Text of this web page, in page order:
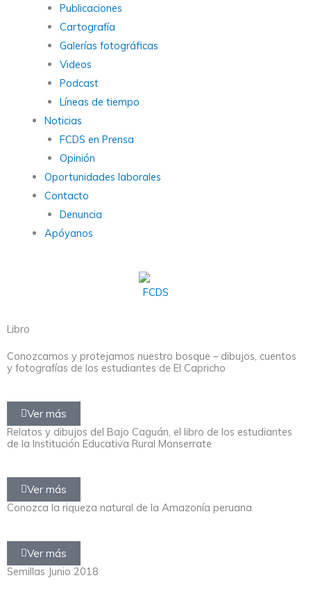
Publicaciones
Cartografía
Galerías fotográficas
Videos
Podcast
Líneas de tiempo
Noticias
FCDS en Prensa
Opinión
Oportunidades laborales
Contacto
Denuncia
Apóyanos
Libro
Conozcamos y protejamos nuestro bosque – dibujos, cuentos
y fotografías de los estudiantes de El Capricho
Ver más
Relatos y dibujos del Bajo Caguán, el libro de los estudiantes
de la Institución Educativa Rural Monserrate
Ver más
Conozca la riqueza natural de la Amazonía peruana
Ver más
Semillas Junio 2018